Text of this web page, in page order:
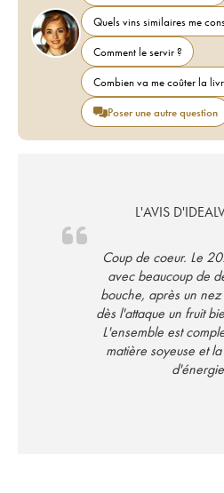
Quels vins similaires me
Comment le servir ?
Combien va me coûter la
Poser une autre question
L'AVIS
Coup de coeur. Le
avec beaucoup de
bouche, après un
dès l'attaque un fruit
L'ensemble est
matière soyeuse et